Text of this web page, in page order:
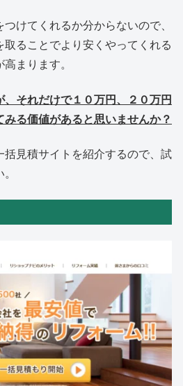
けてくれるか分からないので、
ることでより安くやってくれる
まります。
それだけで１０万円、２０万円
みる価値があると思いませんか？
括見積サイトを紹介するので、試